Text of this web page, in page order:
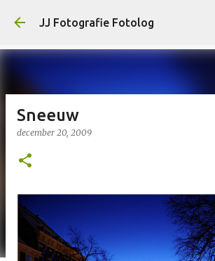
Doorgaan naar
JJ Fotografie Fotolog
Sneeuw
december 20, 2009